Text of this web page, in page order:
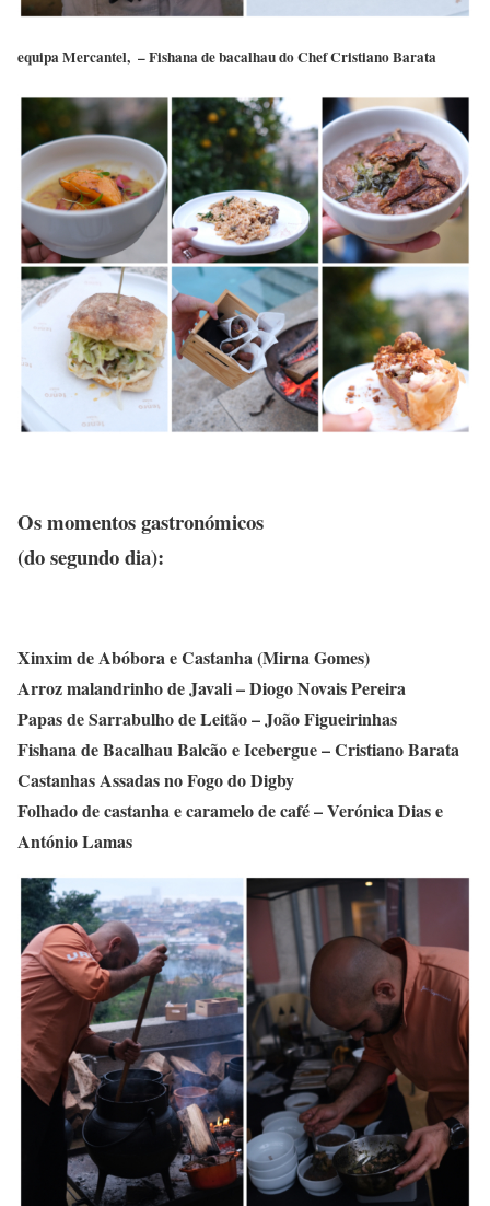
equipa Mercantel, – Fishana de bacalhau do Chef Cristiano Barata
Os momentos gastronómicos
(do segundo dia):
Xinxim de Abóbora e Castanha (Mirna Gomes)
Arroz malandrinho de Javali – Diogo Novais Pereira
Papas de Sarrabulho de Leitão – João Figueirinhas
Fishana de Bacalhau Balcão e Icebergue – Cristiano Barata
Castanhas Assadas no Fogo do Digby
Folhado de castanha e caramelo de café – Verónica Dias e
António Lamas